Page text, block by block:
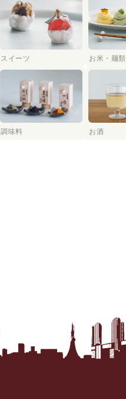
スイーツ お米・麺類
調味料 お酒